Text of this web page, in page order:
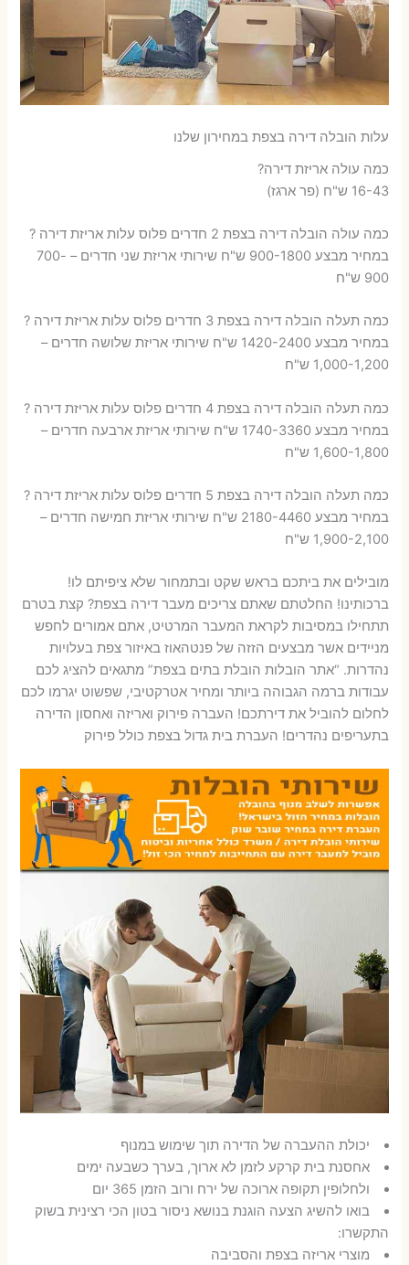
עלות הובלה דירה בצפת במחירון שלנו
כמה עולה אריזת דירה​?
16-43 ש"ח (פר ארגז)
כמה עולה הובלה דירה בצפת 2 חדרים פלוס עלות אריזת דירה ?
במחיר מבצע 900-1800 ש"ח שירותי אריזת שני חדרים – 700-
900 ש"ח
כמה תעלה הובלה דירה בצפת 3 חדרים פלוס עלות אריזת דירה ?
במחיר מבצע 1420-2400 ש"ח שירותי אריזת שלושה חדרים –
1,000-1,200 ש"ח
כמה תעלה הובלה דירה בצפת 4 חדרים פלוס עלות אריזת דירה ?
במחיר מבצע 1740-3360 ש"ח שירותי אריזת ארבעה חדרים –
1,600-1,800 ש"ח
כמה תעלה הובלה דירה בצפת 5 חדרים פלוס עלות אריזת דירה ?
במחיר מבצע 2180-4460 ש"ח שירותי אריזת חמישה חדרים –
1,900-2,100 ש"ח
מובילים את ביתכם בראש שקט ובתמחור שלא ציפיתם לו!
ברכותינו! החלטתם שאתם צריכים מעבר דירה בצפת? קצת בטרם
תתחילו במסיבות לקראת המעבר המרטיט, אתם אמורים לחפש
מניידים אשר מבצעים הזזה של פנטהאוז באיזור צפת בעלויות
נהדרות. “אתר הובלות הובלת בתים בצפת” מתגאים להציג לכם
עבודות ברמה הגבוהה ביותר ומחיר אטרקטיבי, שפשוט יגרמו לכם
לחלום להוביל את דירתכם! העברה פירוק ואריזה ואחסון הדירה
בתעריפים נהדרים! העברת בית גדול בצפת כולל פירוק
יכולת ההעברה של הדירה תוך שימוש במנוף
אחסנת בית קרקע לזמן לא ארוך, בערך כשבעה ימים
ולחלופין תקופה ארוכה של ירח ורוב הזמן 365 יום
בואו להשיג הצעה הוגנת בנושא ניסור בטון הכי רצינית בשוק
התקשרו:
מוצרי אריזה בצפת והסביבה